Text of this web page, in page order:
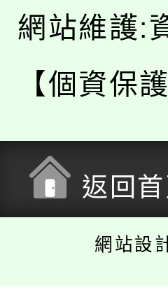
網站維護:
【個資保
返回
網站設